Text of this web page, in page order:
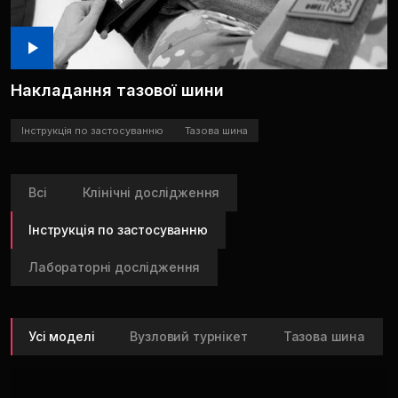
Накладання тазової шини
Інструкція по застосуванню Тазова шина
Всі Клінічні дослідження
Інструкція по застосуванню
Лабораторні дослідження
Усі моделі Вузловий турнікет Тазова шина